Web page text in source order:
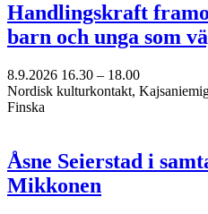
Handlingskraft
barn och unga som
8.9.2026 16.30 – 18.00
Nordisk kulturkontakt,
Finska
Åsne Seierstad i
Mikkonen